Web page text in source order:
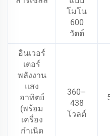
โมโน
600
วัตต์
อินเวอร์
เตอร์
พลังงาน
แสง
อาทิตย์
(พร้อม
เครื่อง
กำเนิด
360–
438
โวลต์